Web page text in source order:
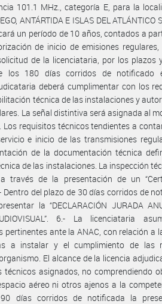
101.1 MHz., categoría E, para la
ANTÁRTIDA E ISLAS DEL ATLÁNTICO
un período de 10 años, contados a
de inicio de emisiones
de la licenciataria, por los plazos
los 180 días corridos de notificado
deberá cumplimentar con los
técnica de las instalaciones y
La señal distintiva será asignada al
requisitos técnicos tendientes a
e inicio de las transmisiones
de la documentación técnica
de las instalaciones. La inspección
través de la presentación de un
Dentro del plazo de 30 días corridos de
la “DECLARACIÓN JURADA
6.- La licenciataria
ante la ANAC, con relación a
a instalar y el cumplimiento de las
El alcance de la licencia
asignados, no comprendiendo
aéreo ni otros ajenos a la
días corridos de notificada la